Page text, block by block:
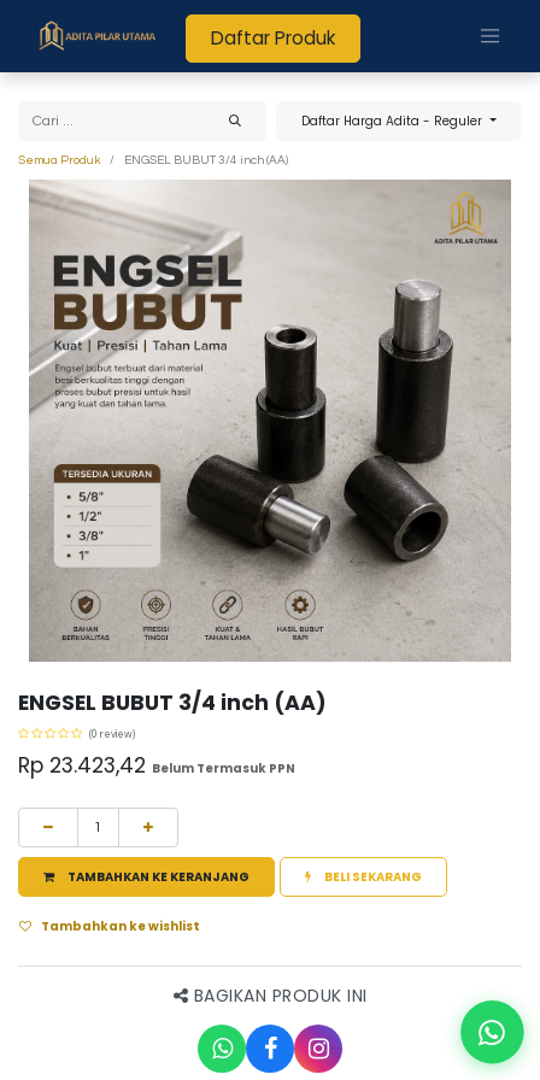
Daftar Produk
Daftar Harga Adita - Reguler
Semua Produk ENGSEL BUBUT 3/4 inch (AA)
ENGSEL BUBUT 3/4 inch (AA)
(0 review)
Rp 23.423,42 Belum Termasuk PPN
TAMBAHKAN KE KERANJANG BELI SEKARANG
Tambahkan ke wishlist
BAGIKAN PRODUK INI